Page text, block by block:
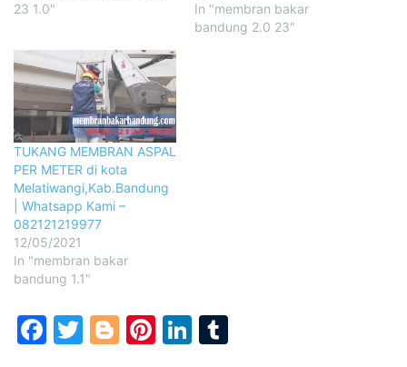
23 1.0"
In "membran bakar
bandung 2.0 23"
TUKANG MEMBRAN ASPAL
PER METER di kota
Melatiwangi,Kab.Bandung
| Whatsapp Kami –
082121219977
12/05/2021
In "membran bakar
bandung 1.1"
Facebook
Twitter
Blogger
Pinterest
LinkedIn